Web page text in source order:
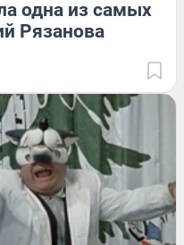
одна из самых
Рязанова